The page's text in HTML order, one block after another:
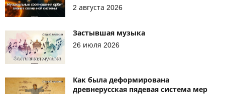
2 августа 2026
Застывшая музыка
26 июля 2026
Как была деформирована
древнерусская пядевая система мер